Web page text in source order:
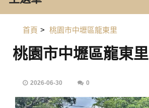
首頁 > 桃園市中壢區龍東里
桃園市中壢區龍東里
2026-06-30 0